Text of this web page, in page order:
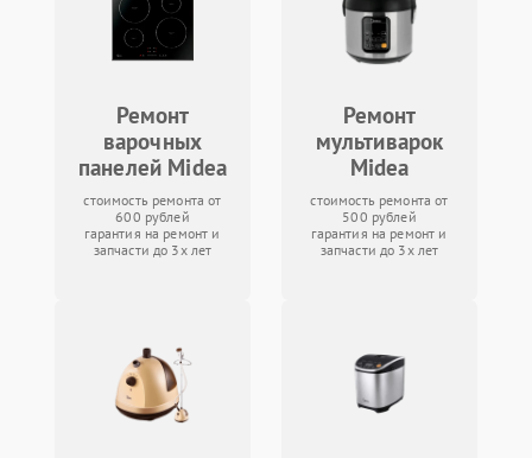
Ремонт
варочных
панелей Midea
стоимость ремонта от
600 рублей
гарантия на ремонт и
запчасти до 3х лет
Ремонт
мультиварок
Midea
стоимость ремонта от
500 рублей
гарантия на ремонт и
запчасти до 3х лет